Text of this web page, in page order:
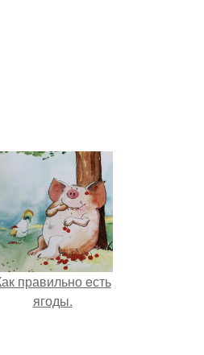
правильно eсть
ягоды.